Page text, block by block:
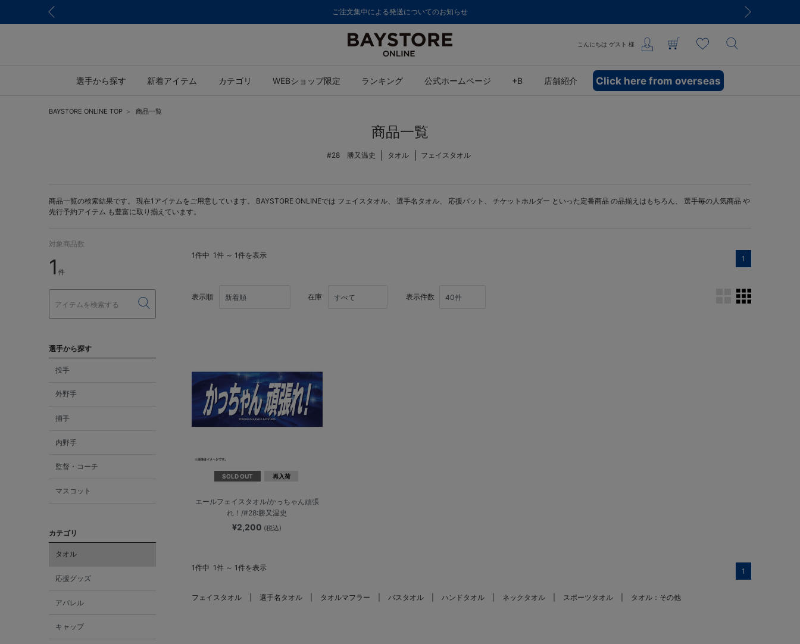
ご注文集中による発送についてのお知らせ
こんにちは ゲスト 様
選手から探す 新着アイテム カテゴリ WEBショップ限定 ランキング 公式ホームページ +B 店舗紹介 Click here from overseas
BAYSTORE ONLINE TOP 商品一覧
商品一覧
#28 勝又温史 タオル フェイスタオル
商品一覧の検索結果です。 現在1アイテムをご用意しています。 BAYSTORE ONLINEでは フェイスタオル、 選手名タオル、 応援バット 、 チケットホルダー といった定番商品 の品揃えはもちろん、 選手毎の人気商品 や
先行予約アイテム も豊富に取り揃えています。
対象商品数
1 件
選手から探す
投手
外野手
捕手
内野手
監督・コーチ
マスコット
カテゴリ
タオル
応援グッズ
アパレル
キャップ
1件中 1件 ～ 1件を表示 1
表示順 在庫 表示件数
SOLD OUT 再入荷
エールフェイスタオル/かっちゃん頑張
れ！/#28:勝又温史
¥2,200 (税込)
1件中 1件 ～ 1件を表示 1
フェイスタオル 選手名タオル タオルマフラー バスタオル ハンドタオル ネックタオル スポーツタオル タオル：その他